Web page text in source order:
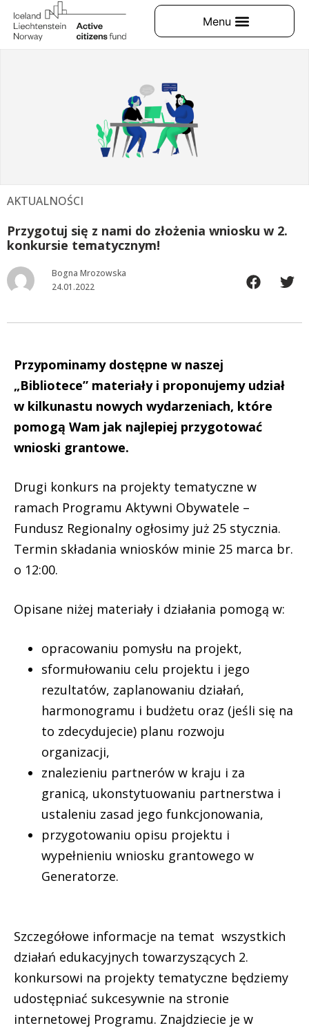
AKTUALNOŚCI
Przygotuj się z nami do złożenia wniosku w 2.
konkursie tematycznym!
Bogna Mrozowska
24.01.2022
Przypominamy dostępne w naszej
„Bibliotece” materiały i proponujemy udział
w kilkunastu nowych wydarzeniach, które
pomogą Wam jak najlepiej przygotować
wnioski grantowe.
Drugi konkurs na projekty tematyczne w
ramach Programu Aktywni Obywatele –
Fundusz Regionalny ogłosimy już 25 stycznia.
Termin składania wniosków minie 25 marca br.
o 12:00.
Opisane niżej materiały i działania pomogą w:
opracowaniu pomysłu na projekt,
sformułowaniu celu projektu i jego
rezultatów, zaplanowaniu działań,
harmonogramu i budżetu oraz (jeśli się na
to zdecydujecie) planu rozwoju
organizacji,
znalezieniu partnerów w kraju i za
granicą, ukonstytuowaniu partnerstwa i
ustaleniu zasad jego funkcjonowania,
przygotowaniu opisu projektu i
wypełnieniu wniosku grantowego w
Generatorze.
Szczegółowe informacje na temat wszystkich
działań edukacyjnych towarzyszących 2.
konkursowi na projekty tematyczne będziemy
udostępniać sukcesywnie na stronie
internetowej Programu. Znajdziecie je w